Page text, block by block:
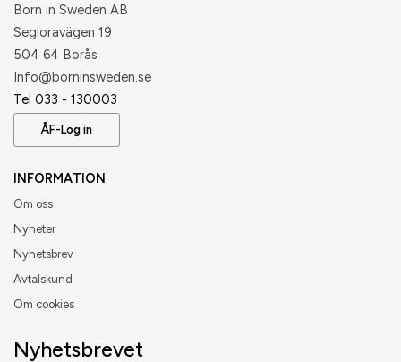
Born in Sweden AB
Segloravägen 19
504 64 Borås
​Info@borninsweden.se
Tel 033 - 130003
ÅF-Log in
INFORMATION
Om oss
Nyheter
Nyhetsbrev
Avtalskund
Om cookies
Nyhetsbrevet